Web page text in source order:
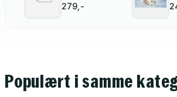
279,-
Populært i samme